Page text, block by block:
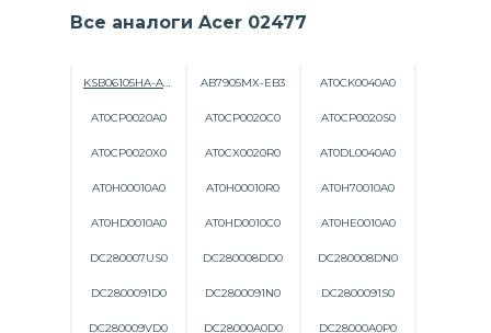
Все аналоги Acer 02477
KSB06105HA-AL45 AB7905MX-EB3 AT0CK0040A0
AT0CP0020A0 AT0CP0020C0 AT0CP0020S0
AT0CP0020X0 AT0CX0020R0 AT0DL0040A0
AT0H00010A0 AT0H00010R0 AT0H70010A0
AT0HD0010A0 AT0HD0010C0 AT0HE0010A0
DC280007US0 DC280008DD0 DC280008DN0
DC2800091D0 DC2800091N0 DC2800091S0
DC280009VD0 DC28000A0D0 DC28000A0P0